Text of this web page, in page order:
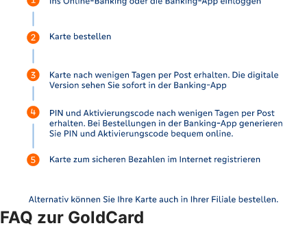
FAQ zur GoldCard